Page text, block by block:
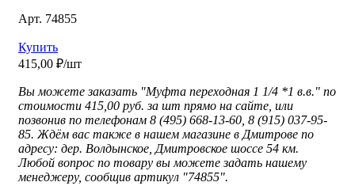
Арт. 74855
Купить
415,00 ₽/шт
Вы можете заказать "Муфта переходная 1 1/4 *1 в.в." по
стоимости 415,00 руб. за шт прямо на сайте, или
позвонив по телефонам 8 (495) 668-13-60, 8 (915) 037-95-
85. Ждём вас также в нашем магазине в Дмитрове по
адресу: дер. Волдынское, Дмитровское шоссе 54 км.
Любой вопрос по товару вы можете задать нашему
менеджеру, сообщив артикул "74855".